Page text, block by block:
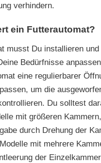
verhindern.
ein Futterautomat?
musst Du installieren und
Bedürfnisse
eine regulierbarer
um die
Du solltest
mit größeren
durch Drehung der
mit mehrere
der